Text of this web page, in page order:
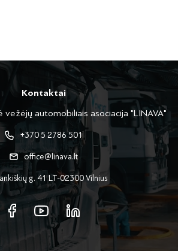
Kontaktai
vežėjų automobiliais asociacija "LINAVA"
+370 5 2786 501
office@linava.lt
g. 41 LT-02300 Vilnius